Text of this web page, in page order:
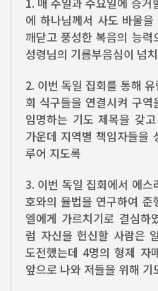
에 하나님께서 사도 바울
깨닫고 풍성한 복음의 능
성령님의 기름부음심이 넘
2. 이번 독일 집회를 통해
회 식구들을 연결시켜 구
임명하는 기도 제목을 갖
가운데 지역별 책임자들을
루어 지도록
3. 이번 독일 집회에서 에
호와의 율법을 연구하여
엘에게 가르치기로 결심하
럼 자신을 헌신할 사람은
도전했는데 4명의 형제 자
앞으로 나와 저들을 위해